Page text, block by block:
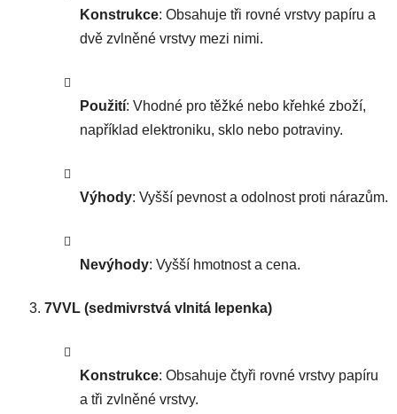
Konstrukce: Obsahuje tři rovné vrstvy papíru a
dvě zvlněné vrstvy mezi nimi.
Použití: Vhodné pro těžké nebo křehké zboží,
například elektroniku, sklo nebo potraviny.
Výhody: Vyšší pevnost a odolnost proti nárazům.
Nevýhody: Vyšší hmotnost a cena.
7VVL (sedmivrstvá vlnitá lepenka)
Konstrukce: Obsahuje čtyři rovné vrstvy papíru
a tři zvlněné vrstvy.